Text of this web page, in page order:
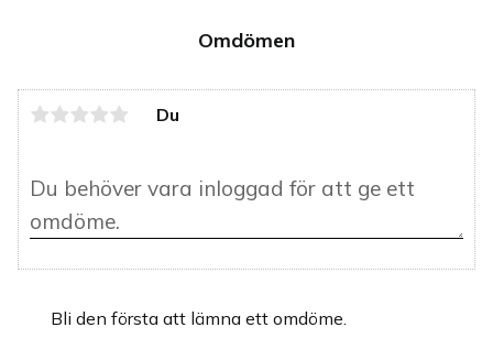
Omdömen
Du
Bli den första att lämna ett omdöme.
serveringskanna.